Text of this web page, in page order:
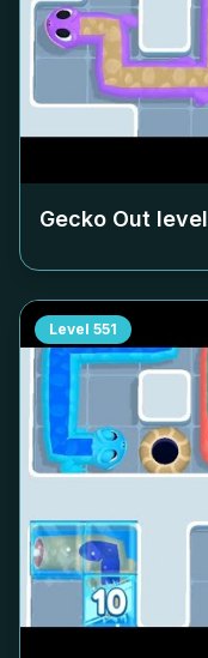
Gecko Out level
Level 551